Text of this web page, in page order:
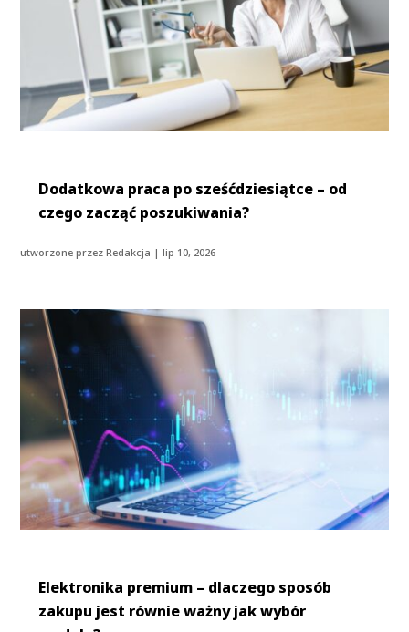
Dodatkowa praca po sześćdziesiątce – od
czego zacząć poszukiwania?
utworzone przezRedakcja |lip 10, 2026
Elektronika premium – dlaczego sposób
zakupu jest równie ważny jak wybór